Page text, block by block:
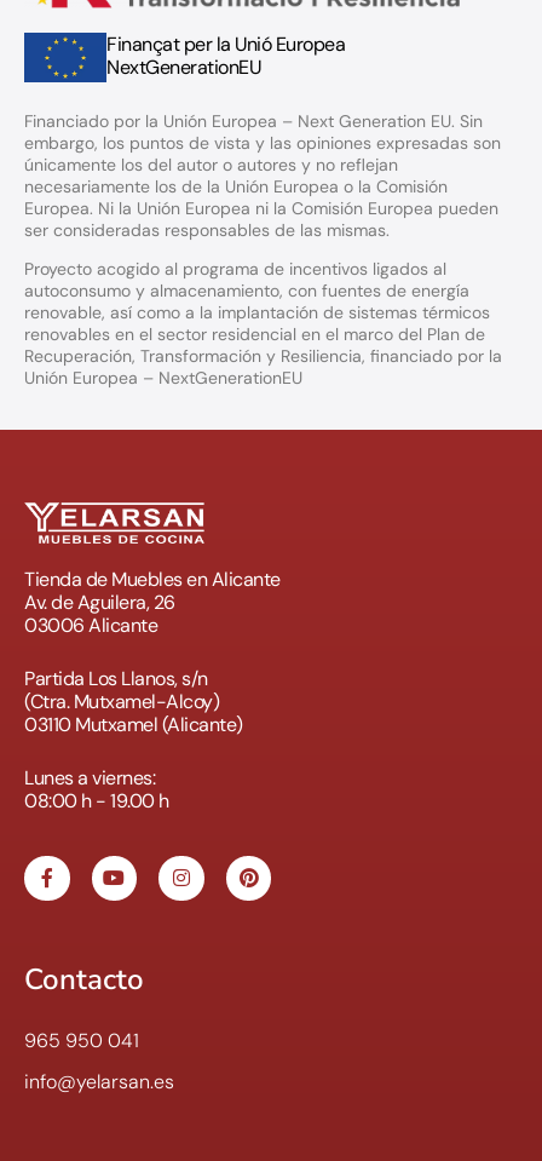
Finançat per la Unió Europea
NextGenerationEU
Financiado por la Unión Europea – Next Generation EU. Sin
embargo, los puntos de vista y las opiniones expresadas son
únicamente los del autor o autores y no reflejan
necesariamente los de la Unión Europea o la Comisión
Europea. Ni la Unión Europea ni la Comisión Europea pueden
ser consideradas responsables de las mismas.
Proyecto acogido al programa de incentivos ligados al
autoconsumo y almacenamiento, con fuentes de energía
renovable, así como a la implantación de sistemas térmicos
renovables en el sector residencial en el marco del Plan de
Recuperación, Transformación y Resiliencia, financiado por la
Unión Europea – NextGenerationEU
Tienda de Muebles en Alicante
Av. de Aguilera, 26
03006 Alicante
Partida Los Llanos, s/n
(Ctra. Mutxamel-Alcoy)
03110 Mutxamel (Alicante)
Lunes a viernes:
08:00 h - 19.00 h
Contacto
965 950 041
info@yelarsan.es